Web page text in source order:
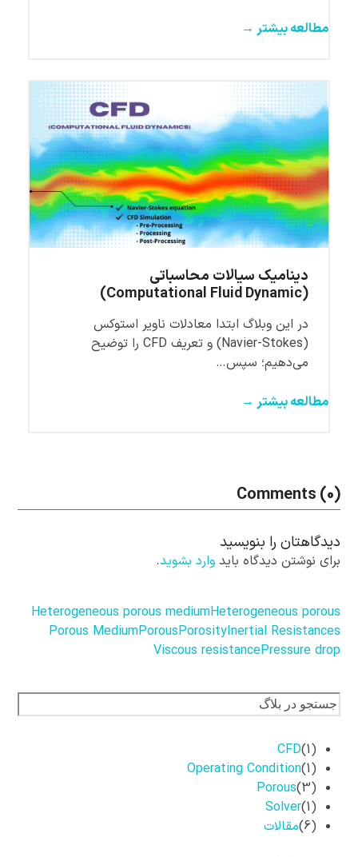
مطالعه بیشتر →
دینامیک سیالات محاسباتی
(Computational Fluid Dynamic)
در این وبلاگ ابتدا معادلات ناویر استوکس
(Navier-Stokes) و تعریف CFD را توضیح
می‌دهیم؛ سپس…
مطالعه بیشتر →
Comments (0)
دیدگاهتان را بنویسید
برای نوشتن دیدگاه بایدوارد بشوید.
Heterogeneous porous
Heterogeneous porous medium
Inertial Resistances
Porosity
Porous
Porous Medium
Pressure drop
Viscous resistance
CFD (1)
Operating Condition (1)
Porous
(3)
Solver (1)
مقالات
(6)